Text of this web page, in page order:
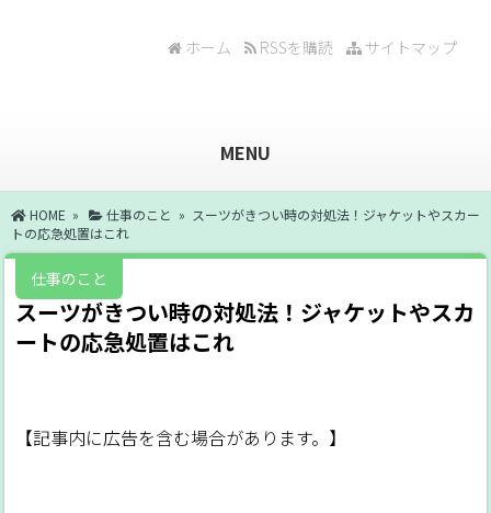
サイトマップ
RSSを購読
ホーム
MENU
HOME » 仕事のこと » スーツがきつい時の対処法！ジャケットやスカー
トの応急処置はこれ
仕事のこと
スーツがきつい時の対処法！ジャケットやスカ
ートの応急処置はこれ
【記事内に広告を含む場合があります。】